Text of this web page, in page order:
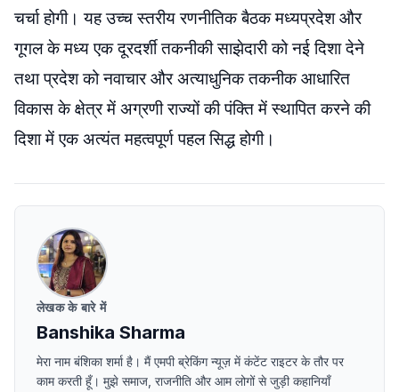
चर्चा होगी। यह उच्च स्तरीय रणनीतिक बैठक मध्यप्रदेश और
गूगल के मध्य एक दूरदर्शी तकनीकी साझेदारी को नई दिशा देने
तथा प्रदेश को नवाचार और अत्याधुनिक तकनीक आधारित
विकास के क्षेत्र में अग्रणी राज्यों की पंक्ति में स्थापित करने की
दिशा में एक अत्यंत महत्वपूर्ण पहल सिद्ध होगी।
लेखक के बारे में
Banshika Sharma
मेरा नाम बंशिका शर्मा है। मैं एमपी ब्रेकिंग न्यूज़ में कंटेंट राइटर के तौर पर
काम करती हूँ। मुझे समाज, राजनीति और आम लोगों से जुड़ी कहानियाँ